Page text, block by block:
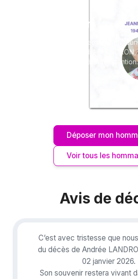
du souvenir
Créez un album collaboratif en
les hommages à Andrée
vous ou pour une délicate attention.
Déposer mon
Voir tous les
Avis de
C’est avec tristesse que
du décès de Andrée
02 janvier 2026.
Son souvenir restera vivant